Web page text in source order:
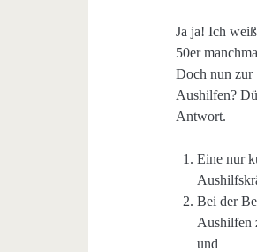
Ja ja! Ich
50er
Doch nun zur
Aushilfen?
Antwort.
Eine nur
Bei der
Aushilfen
und